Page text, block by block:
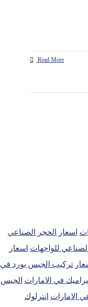
Read More
اسعار الحجر الصناعي
للواجهات اسعار
تركيب الجبس بورد في
في الامارات الجبس
الامارات انترلوك